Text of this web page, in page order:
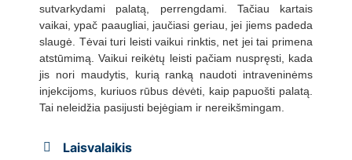
sutvarkydami palatą, perrengdami. Tačiau kartais
vaikai, ypač paaugliai, jaučiasi geriau, jei jiems padeda
slaugė. Tėvai turi leisti vaikui rinktis, net jei tai primena
atstūmimą. Vaikui reikėtų leisti pačiam nuspręsti, kada
jis nori maudytis, kurią ranką naudoti intraveninėms
injekcijoms, kuriuos rūbus dėvėti, kaip papuošti palatą.
Tai neleidžia pasijusti bejėgiam ir nereikšmingam.
Laisvalaikis